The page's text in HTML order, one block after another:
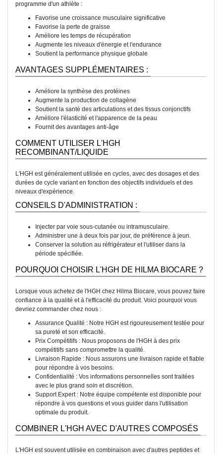
programme d'un athlète :
Favorise une croissance musculaire significative
Favorise la perte de graisse
Améliore les temps de récupération
Augmente les niveaux d'énergie et l'endurance
Soutient la performance physique globale
AVANTAGES SUPPLÉMENTAIRES :
Améliore la synthèse des protéines
Augmente la production de collagène
Soutient la santé des articulations et des tissus conjonctifs
Améliore l'élasticité et l'apparence de la peau
Fournit des avantages anti-âge
COMMENT UTILISER L'HGH
RECOMBINANT/LIQUIDE
L'HGH est généralement utilisée en cycles, avec des dosages et des
durées de cycle variant en fonction des objectifs individuels et des
niveaux d'expérience.
CONSEILS D'ADMINISTRATION :
Injecter par voie sous-cutanée ou intramusculaire.
Administrer une à deux fois par jour, de préférence à jeun.
Conserver la solution au réfrigérateur et l'utiliser dans la
période spécifiée.
POURQUOI CHOISIR L'HGH DE HILMA BIOCARE ?
Lorsque vous achetez de l'HGH chez Hilma Biocare, vous pouvez faire
confiance à la qualité et à l'efficacité du produit. Voici pourquoi vous
devriez commander chez nous :
Assurance Qualité : Notre HGH est rigoureusement testée pour
sa pureté et son efficacité.
Prix Compétitifs : Nous proposons de l'HGH à des prix
compétitifs sans compromettre la qualité.
Livraison Rapide : Nous assurons une livraison rapide et fiable
pour répondre à vos besoins.
Confidentialité : Vos informations personnelles sont traitées
avec le plus grand soin et discrétion.
Support Expert : Notre équipe compétente est disponible pour
répondre à vos questions et vous guider dans l'utilisation
optimale du produit.
COMBINER L'HGH AVEC D'AUTRES COMPOSÉS
L'HGH est souvent utilisée en combinaison avec d'autres peptides et